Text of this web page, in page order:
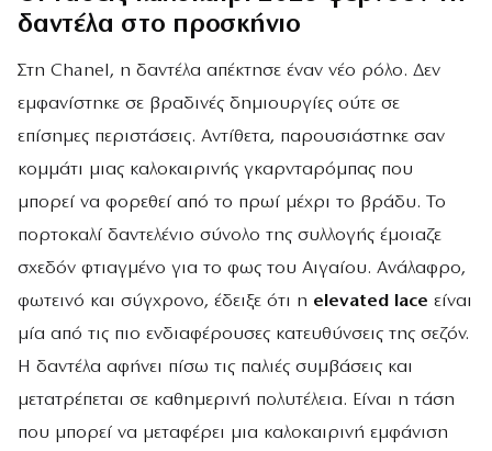
δαντέλα στο προσκήνιο
Στη Chanel, η δαντέλα απέκτησε έναν νέο ρόλο. Δεν
εμφανίστηκε σε βραδινές δημιουργίες ούτε σε
επίσημες περιστάσεις. Αντίθετα, παρουσιάστηκε σαν
κομμάτι μιας καλοκαιρινής γκαρνταρόμπας που
μπορεί να φορεθεί από το πρωί μέχρι το βράδυ. Το
πορτοκαλί δαντελένιο σύνολο της συλλογής έμοιαζε
σχεδόν φτιαγμένο για το φως του Αιγαίου. Ανάλαφρο,
φωτεινό και σύγχρονο, έδειξε ότι η elevated lace είναι
μία από τις πιο ενδιαφέρουσες κατευθύνσεις της σεζόν.
Η δαντέλα αφήνει πίσω τις παλιές συμβάσεις και
μετατρέπεται σε καθημερινή πολυτέλεια. Είναι η τάση
που μπορεί να μεταφέρει μια καλοκαιρινή εμφάνιση